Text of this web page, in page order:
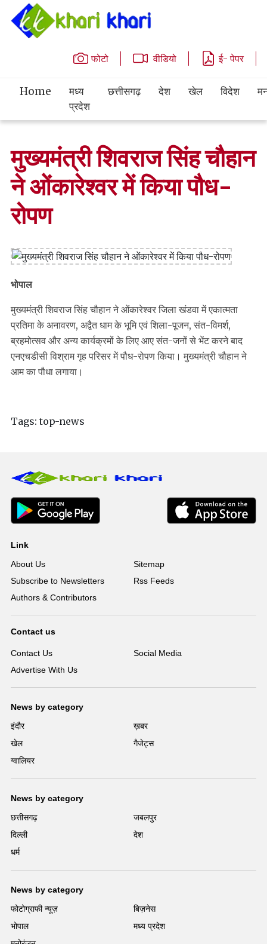
फोटो वीडियो ई- पेपर
Home
मध्य
प्रदेश
छत्तीसगढ़ देश खेल विदेश
मुख्यमंत्री शिवराज सिंह चौहान
ने ओंकारेश्वर में किया पौध-
रोपण
भोपाल
मुख्यमंत्री शिवराज सिंह चौहान ने ओंकारेश्वर जिला खंडवा में एकात्मता
प्रतिमा के अनावरण, अद्वैत धाम के भूमि एवं शिला-पूजन, संत-विमर्श,
ब्रहमोत्सव और अन्य कार्यक्रमों के लिए आए संत-जनों से भेंट करने बाद
एनएचडीसी विश्राम गृह परिसर में पौध-रोपण किया। मुख्यमंत्री चौहान ने
आम का पौधा लगाया।
Tags: top-news
Link
About Us
Sitemap
Subscribe to Newsletters
Rss Feeds
Authors & Contributors
Contact us
Contact Us
Social Media
Advertise With Us
News by category
इंदौर
ख़बर
खेल
गैजेट्स
ग्वालियर
News by category
छत्तीसगढ़
जबलपुर
दिल्ली
देश
धर्म
News by category
फोटोग्राफी न्यूज़
बिज़नेस
भोपाल
मध्य प्रदेश